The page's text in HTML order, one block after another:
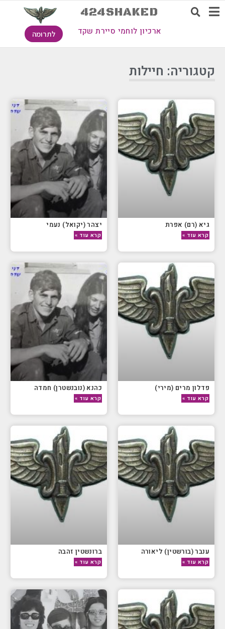
424SHAKED
ארכיון לוחמי סיירת שקד לתרומה
קטגוריה: חיילות
גיא (רם) אפרת
קרא עוד »
יצהר (יקואל) נעמי
קרא עוד »
פדלון מרים (מירי)
קרא עוד »
כהנא (נובנשטרן) חמדה
קרא עוד »
ענבר (בורשטין) ליאורה
קרא עוד »
ברונשטין זהבה
קרא עוד »